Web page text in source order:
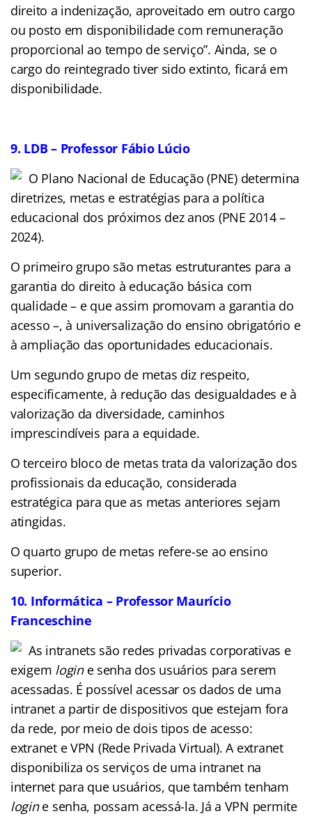
direito a indenização, aproveitado em outro cargo
ou posto em disponibilidade com remuneração
proporcional ao tempo de serviço”. Ainda, se o
cargo do reintegrado tiver sido extinto, ficará em
disponibilidade.
9. LDB – Professor Fábio Lúcio
O Plano Nacional de Educação (PNE) determina
diretrizes, metas e estratégias para a política
educacional dos próximos dez anos (PNE 2014 –
2024).
O primeiro grupo são metas estruturantes para a
garantia do direito à educação básica com
qualidade – e que assim promovam a garantia do
acesso –, à universalização do ensino obrigatório e
à ampliação das oportunidades educacionais.
Um segundo grupo de metas diz respeito,
especificamente, à redução das desigualdades e à
valorização da diversidade, caminhos
imprescindíveis para a equidade.
O terceiro bloco de metas trata da valorização dos
profissionais da educação, considerada
estratégica para que as metas anteriores sejam
atingidas.
O quarto grupo de metas refere-se ao ensino
superior.
10. Informática – Professor Maurício
Franceschine
As intranets são redes privadas corporativas e
exigem logine senha dos usuários para serem
acessadas. É possível acessar os dados de uma
intranet a partir de dispositivos que estejam fora
da rede, por meio de dois tipos de acesso:
extranet e VPN (Rede Privada Virtual). A extranet
disponibiliza os serviços de uma intranet na
internet para que usuários, que também tenham
logine senha, possam acessá-la. Já a VPN permite